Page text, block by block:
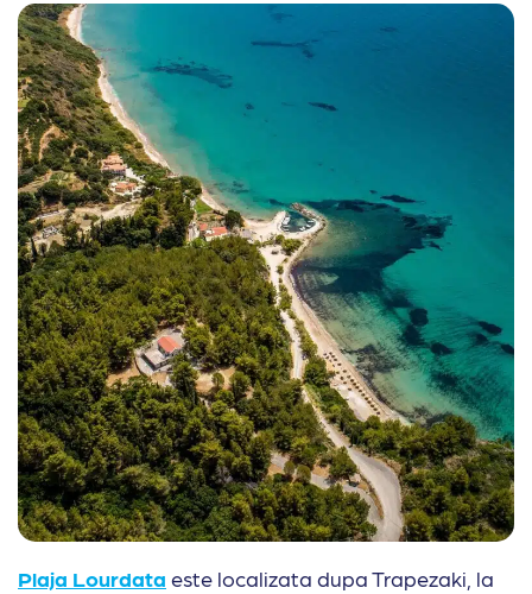
Plaja Lourdata este localizata dupa Trapezaki, la